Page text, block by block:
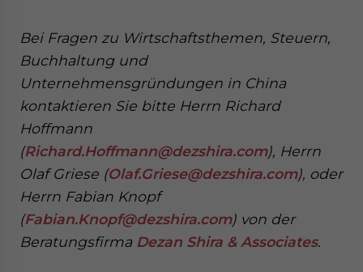
Bei Fragen zu Wirtschaftsthemen, Steuern,
Buchhaltung und
Unternehmensgründungen in China
kontaktieren Sie bitte Herrn Richard
Hoffmann
(Richard.Hoffmann@dezshira.com), Herrn
Olaf Griese (Olaf.Griese@dezshira.com), oder
Herrn Fabian Knopf
(Fabian.Knopf@dezshira.com) von der
Beratungsfirma Dezan Shira & Associates.